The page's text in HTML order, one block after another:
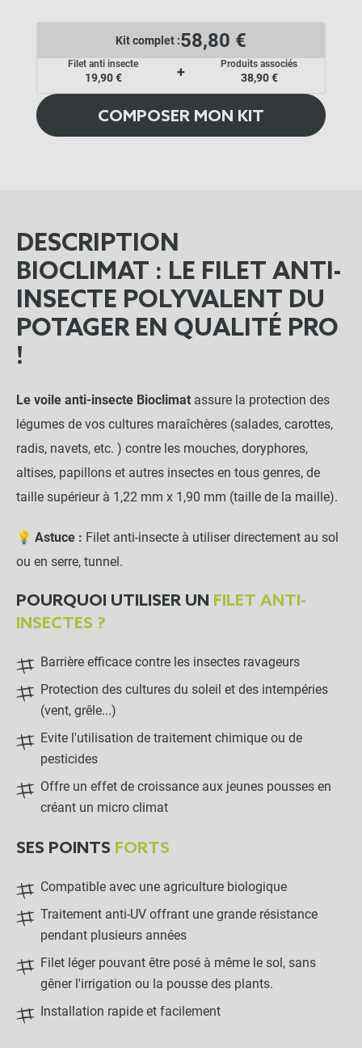
Kit complet :58,80 €
Filet anti insecte
19,90 € +
Produits associés
38,90 €
COMPOSER MON KIT
DESCRIPTION
BIOCLIMAT : LE FILET ANTI-
INSECTE POLYVALENT DU
POTAGER EN QUALITÉ PRO
!
Le voile anti-insecte Bioclimat assure la protection des
légumes de vos cultures maraîchères (salades, carottes,
radis, navets, etc. ) contre les mouches, doryphores,
altises, papillons et autres insectes en tous genres, de
taille supérieur à 1,22 mm x 1,90 mm (taille de la maille).
💡 Astuce : Filet anti-insecte à utiliser directement au sol
ou en serre, tunnel.
POURQUOI UTILISER UN FILET ANTI-
INSECTES ?
Barrière efficace contre les insectes ravageurs
Protection des cultures du soleil et des intempéries
(vent, grêle...)
Evite l'utilisation de traitement chimique ou de
pesticides
Offre un effet de croissance aux jeunes pousses en
créant un micro climat
SES POINTS FORTS
Compatible avec une agriculture biologique
Traitement anti-UV offrant une grande résistance
pendant plusieurs années
Filet léger pouvant être posé à même le sol, sans
gêner l'irrigation ou la pousse des plants.
Installation rapide et facilement